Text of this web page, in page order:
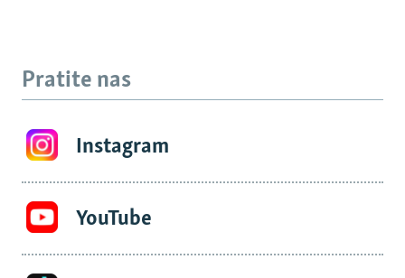
Pratite nas
Instagram
YouTube